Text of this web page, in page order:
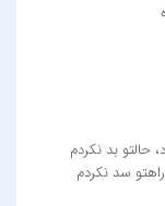
بد نکردم
سد نکردم